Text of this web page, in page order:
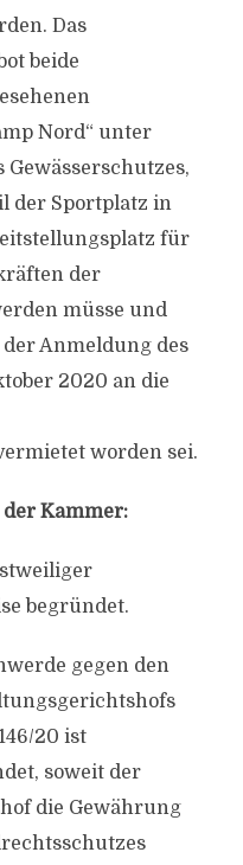
Das
beide
Nord“ unter
Gewässerschutzes,
der Sportplatz in
für
der
müsse und
Anmeldung des
2020 an die
worden sei.
Kammer:
begründet.
gegen den
20 ist
soweit der
die Gewährung